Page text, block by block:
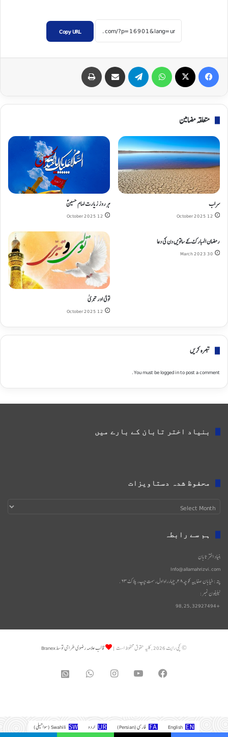
Copy URL
متعلقہ مضامین
سراب
12 October 2025
ہر روز زیارت امام حسینؑ
12 October 2025
رمضان المبارک کے ساتویں دن کی دعا
30 March 2023
تولیٰ اور تبریٰ
12 October 2025
تبصره کریں
You must belogged into post a comment.
بنیاد اختر تابان کے بارے میں
محفوظ شدہ دستاویزات
ہم سے رابطہ
بنیاد اختر تابان
Info@allamahrizvi.com
پتہ: خیابان صفاییه کوچه۲۸، چهار‌راه اول، سمت چپ، پلاک۶۳.
ٹیلیفون نمبر:
+98,25,32927494
© کپی رایت 2026, کلیه حقوق محفوظ است | قالب علامه رضوی طراحی توسط Branex
Facebook
YouTube
Instagram
WhatsApp
English فارسی(
Persian
) اردو Swahili
(سواحیلی)